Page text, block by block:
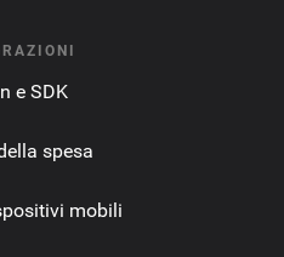
e SDK
spesa
mobili